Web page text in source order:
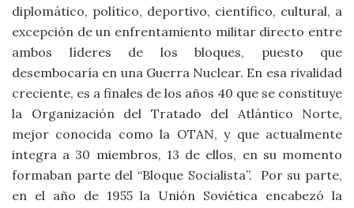
diplomático, político, deportivo, científico, cultural, a
excepción de un enfrentamiento militar directo entre
ambos líderes de los bloques, puesto que
desembocaría en una Guerra Nuclear. En esa rivalidad
creciente, es a finales de los años 40 que se constituye
la Organización del Tratado del Atlántico Norte,
mejor conocida como la OTAN, y que actualmente
integra a 30 miembros, 13 de ellos, en su momento
formaban parte del “Bloque Socialista”. Por su parte,
en el año de 1955 la Unión Soviética encabezó la